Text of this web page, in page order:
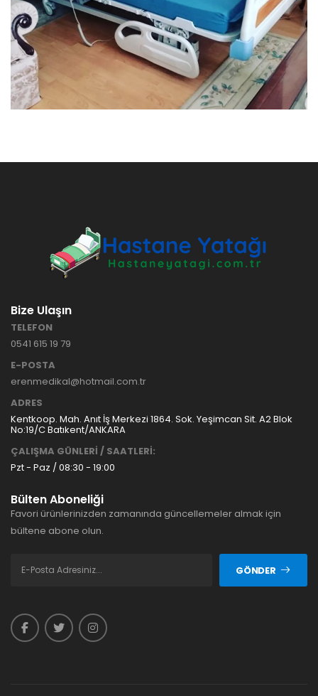
Bize Ulaşın
TELEFON
0541 615 19 79
E-POSTA
erenmedikal@hotmail.com.tr
ADRES
Kentkoop. Mah. Anıt İş Merkezi 1864. Sok. Yeşimcan Sit. A2 Blok
No:19/C Batıkent/ANKARA
ÇALIŞMA GÜNLERİ / SAATLERİ:
Pzt - Paz / 08:30 - 19:00
Bülten Aboneliği
Favori ürünlerinizden zamanında güncellemeler almak için
bültene abone olun.
GÖNDER